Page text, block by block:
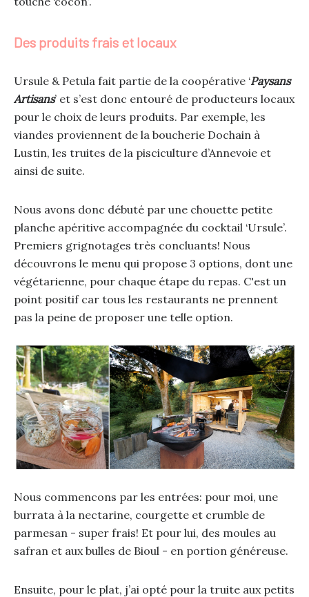
Des produits frais et locaux
Ursule & Petula fait partie de la coopérative ‘Paysans
Artisans’ et s’est donc entouré de producteurs locaux
pour le choix de leurs produits. Par exemple, les
viandes proviennent de la boucherie Dochain à
Lustin, les truites de la pisciculture d’Annevoie et
ainsi de suite.
Nous avons donc débuté par une chouette petite
planche apéritive accompagnée du cocktail ‘Ursule’.
Premiers grignotages très concluants! Nous
découvrons le menu qui propose 3 options, dont une
végétarienne, pour chaque étape du repas. C'est un
point positif car tous les restaurants ne prennent
pas la peine de proposer une telle option.
Nous commencons par les entrées: pour moi, une
burrata à la nectarine, courgette et crumble de
parmesan - super frais! Et pour lui, des moules au
safran et aux bulles de Bioul - en portion généreuse.
Ensuite, pour le plat, j’ai opté pour la truite aux petits